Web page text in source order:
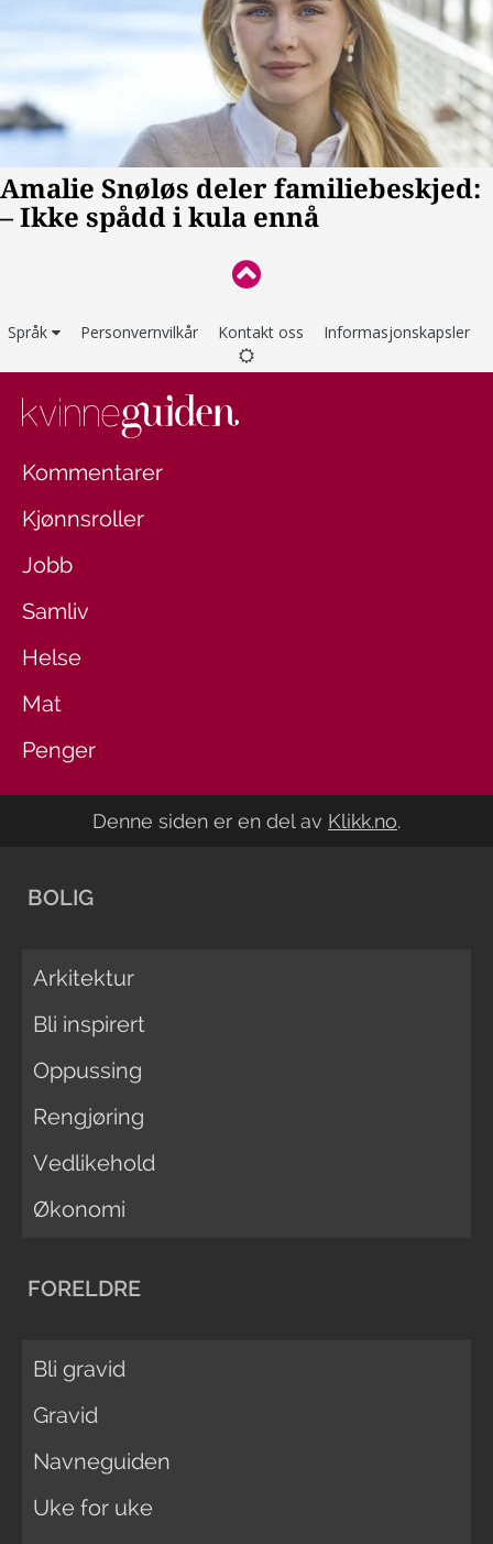
Språk Personvernvilkår Kontakt oss Informasjonskapsler
Kommentarer
Kjønnsroller
Jobb
Samliv
Helse
Mat
Penger
Denne siden er en del av Klikk.no.
BOLIG
Arkitektur
Bli inspirert
Oppussing
Rengjøring
Vedlikehold
Økonomi
FORELDRE
Bli gravid
Gravid
Navneguiden
Uke for uke